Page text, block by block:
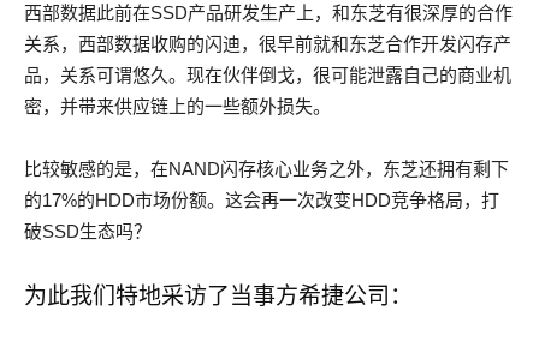
西部数据此前在SSD产品研发生产上，和东芝有很深厚的合作
关系，西部数据收购的闪迪，很早前就和东芝合作开发闪存产
品，关系可谓悠久。现在伙伴倒戈，很可能泄露自己的商业机
密，并带来供应链上的一些额外损失。
比较敏感的是，在NAND闪存核心业务之外，东芝还拥有剩下
的17%的HDD市场份额。这会再一次改变HDD竞争格局，打
破SSD生态吗？
为此我们特地采访了当事方希捷公司：